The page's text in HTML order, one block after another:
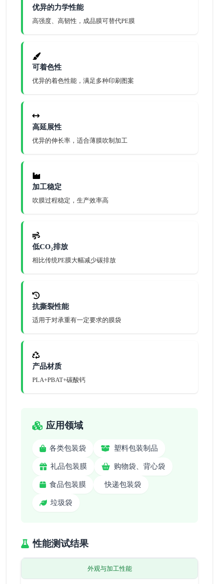
优异的力学性能
高强度、高韧性，成品膜可替代PE膜
可着色性
优异的着色性能，满足多种印刷图案
高延展性
优异的伸长率，适合薄膜吹制加工
加工稳定
吹膜过程稳定，生产效率高
低CO₂排放
相比传统PE膜大幅减少碳排放
抗撕裂性能
适用于对承重有一定要求的膜袋
产品材质
PLA+PBAT+碳酸钙
应用领域
各类包装袋 塑料包装制品
礼品包装膜 购物袋、背心袋
食品包装膜 快递包装袋
垃圾袋
性能测试结果
外观与加工性能